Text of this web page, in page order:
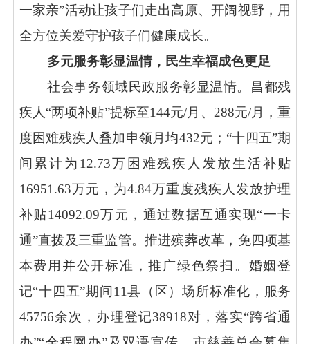
一家亲”活动让孩子们走出高原、开阔视野，用
全方位关爱守护孩子们健康成长。
多元服务彰显温情，民生幸福成色更足
社会事务领域民政服务彰显温情。昌都残
疾人 “两项补贴”提标至144元/月、288元/月，重
度困难残疾人叠加申领月均432元；“十四五”期
间累计为12.73万困难残疾人发放生活补贴
16951.63万元，为4.84万重度残疾人发放护理
补贴14092.09万元，通过数据互通实现“一卡
通”直拨及三重监管。推进殡葬改革，免四项基
本费用并公开标准，推广绿色祭扫。婚姻登
记“十四五”期间11县（区）场所标准化，服务
45756余次，办理登记38918对，落实“跨省通